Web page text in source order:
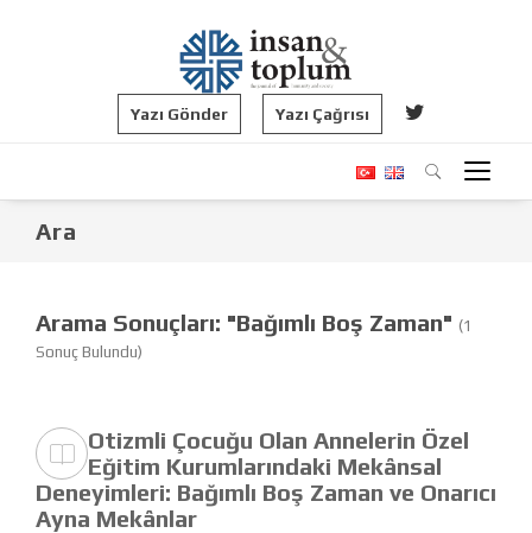
Yazı Gönder Yazı Çağrısı
Ara
Arama Sonuçları: "Bağımlı Boş Zaman" (1
Sonuç Bulundu)
Otizmli Çocuğu Olan Annelerin Özel
Eğitim Kurumlarındaki Mekânsal
Deneyimleri: Bağımlı Boş Zaman ve Onarıcı
Ayna Mekânlar